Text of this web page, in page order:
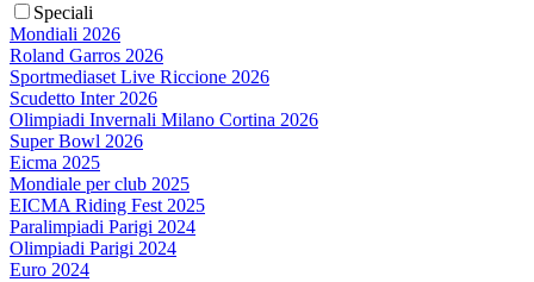
Speciali
Mondiali 2026
Roland Garros 2026
Sportmediaset Live Riccione 2026
Scudetto Inter 2026
Olimpiadi Invernali Milano Cortina 2026
Super Bowl 2026
Eicma 2025
Mondiale per club 2025
EICMA Riding Fest 2025
Paralimpiadi Parigi 2024
Olimpiadi Parigi 2024
Euro 2024